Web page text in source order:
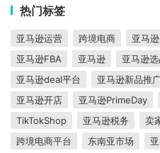
热门标签
亚马逊运营 跨境电商 亚马
亚马逊FBA
亚马逊 亚马逊选
亚马逊deal平台
亚马逊新品推
亚马逊开店
亚马逊PrimeDay
TikTokShop
亚马逊税务 卖
跨境电商平台
东南亚市场